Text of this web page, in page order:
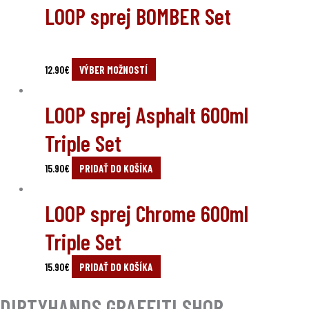
LOOP sprej BOMBER Set
12.90€ VÝBER MOŽNOSTÍ
LOOP sprej Asphalt 600ml
Triple Set
15.90€ PRIDAŤ DO KOŠÍKA
LOOP sprej Chrome 600ml
Triple Set
15.90€ PRIDAŤ DO KOŠÍKA